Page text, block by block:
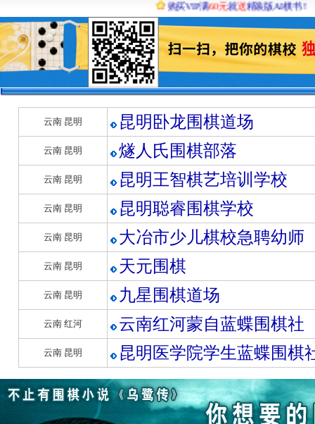
购买VIP满60元就送精装版AI棋
云南 昆明 昆明卧龙围棋道场
云南 昆明 燧人氏围棋部落
云南 昆明 昆明王智棋艺培训学校
云南 昆明 昆明聪睿围棋学校
云南 昆明 大冶市少儿棋校急聘幼师
云南 昆明 天元围棋
云南 昆明 九星围棋道场
云南 红河 云南红河蒙自蓝蝶围棋社
云南 昆明 昆明医学院学生蓝蝶围棋